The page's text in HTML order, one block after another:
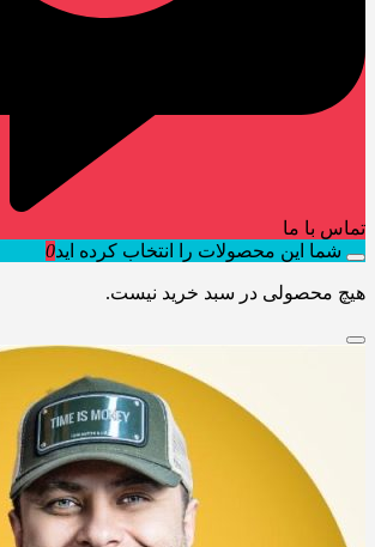
تماس با ما
شما این محصولات را انتخاب کرده اید0
هیچ محصولی در سبد خرید نیست.